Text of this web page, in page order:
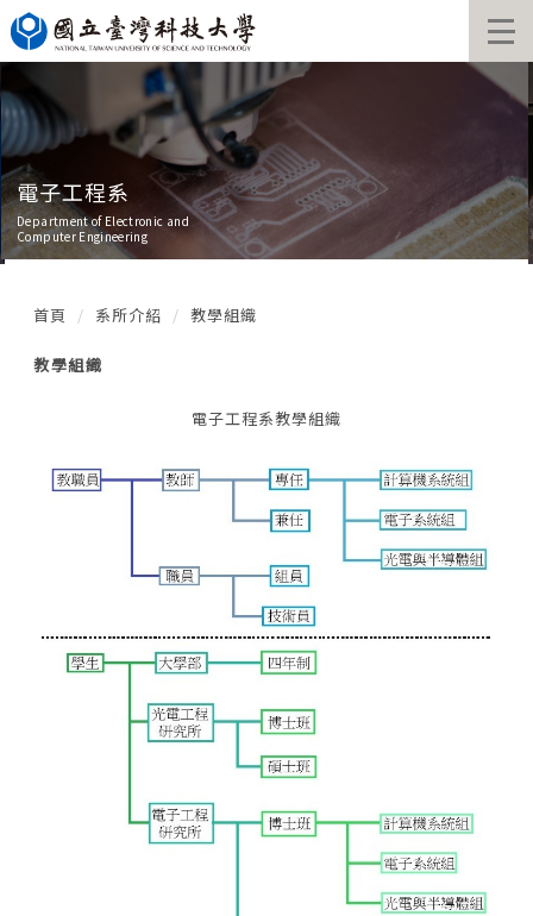
跳
到
主
內
容
區
電子工程系
Department of Electronic and
Computer Engineering
首頁 系所介紹 教學組織
教學組織
電子工程系教學組織